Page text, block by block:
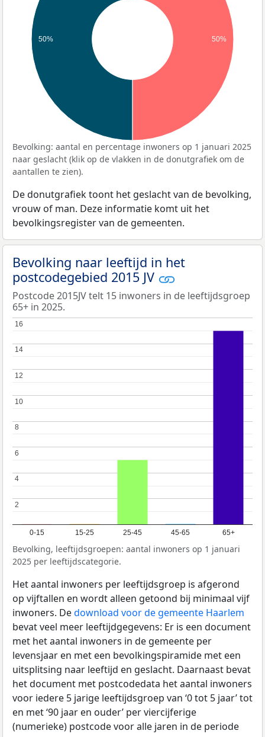
50% 50%
Bevolking: aantal en percentage inwoners op 1 januari 2025
naar geslacht (klik op de vlakken in de donutgrafiek om de
aantallen te zien).
De donutgrafiek toont het geslacht van de bevolking,
vrouw of man. Deze informatie komt uit het
bevolkingsregister van de gemeenten.
Bevolking naar leeftijd in het
postcodegebied 2015 JV
Postcode 2015JV telt 15 inwoners in de leeftijdsgroep
65+ in 2025.
0-15 15-25 25-45 45-65 65+
2
2
4
4
6
6
8
8
10
10
12
12
14
14
16
16
Bevolking, leeftijdsgroepen: aantal inwoners op 1 januari
2025 per leeftijdscategorie.
Het aantal inwoners per leeftijdsgroep is afgerond
op vijftallen en wordt alleen getoond bij minimaal vijf
inwoners. Dedownload voor de gemeente Haarlem
bevat veel meer leeftijdgegevens: Er is een document
met het aantal inwoners in de gemeente per
levensjaar en met een bevolkingspiramide met een
uitsplitsing naar leeftijd en geslacht. Daarnaast bevat
het document met postcodedata het aantal inwoners
voor iedere 5 jarige leeftijdsgroep van ‘0 tot 5 jaar’ tot
en met ‘90 jaar en ouder’ per viercijferige
(numerieke) postcode voor alle jaren in de periode